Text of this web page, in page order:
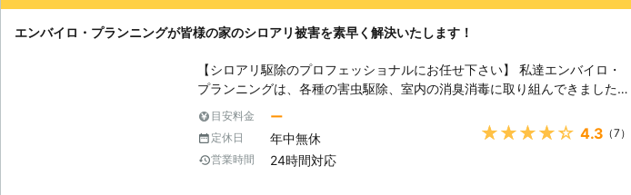
いる恐れがあります。
エンバイロ・プランニングが皆様の家のシロアリ被害を素早く解決いたします！
【シロアリ駆除のプロフェッショナルにお任せ下さい】 私達エンバイロ・
プランニングは、各種の害虫駆除、室内の消臭消毒に取り組んできましたが
害虫駆除の中でもシロアリ駆除は、得意とする業務の1つでもあります。私
達が暮らす住宅の基礎や柱を食い荒らす厄介なシロアリは、どうぞ私たちに
お任せ下さい。 【シロアリ駆除を行なう上で必要な事】 シロアリは、巣の
中に数万から数十万匹、時には数百万匹にもなる大規模な群れで暮らすよう
目安料金 ー
定休日 年中無休
営業時間 24時間対応
★★★★★ 4.3 （7）